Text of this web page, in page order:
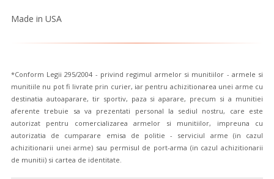
Made in USA
*Conform Legii 295/2004 - privind regimul armelor si munitiilor - armele si
munitiile nu pot fi livrate prin curier, iar pentru achizitionarea unei arme cu
destinatia autoaparare, tir sportiv, paza si aparare, precum si a munitiei
aferente trebuie sa va prezentati personal la sediul nostru, care este
autorizat pentru comercializarea armelor si munitiilor, impreuna cu
autorizatia de cumparare emisa de politie - serviciul arme (in cazul
achizitionarii unei arme) sau permisul de port-arma (in cazul achizitionarii
de munitii) si cartea de identitate.